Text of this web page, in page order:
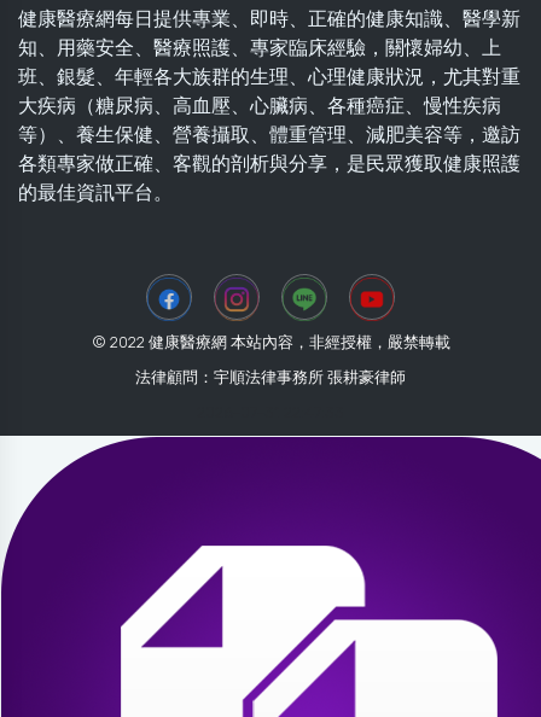
健康醫療網每日提供專業、即時、正確的健康知識、醫學新
知、用藥安全、醫療照護、專家臨床經驗，關懷婦幼、上
班、銀髮、年輕各大族群的生理、心理健康狀況，尤其對重
大疾病（糖尿病、高血壓、心臟病、各種癌症、慢性疾病
等）、養生保健、營養攝取、體重管理、減肥美容等，邀訪
各類專家做正確、客觀的剖析與分享，是民眾獲取健康照護
的最佳資訊平台。
© 2022 健康醫療網 本站內容，非經授權，嚴禁轉載
法律顧問：宇順法律事務所 張耕豪律師